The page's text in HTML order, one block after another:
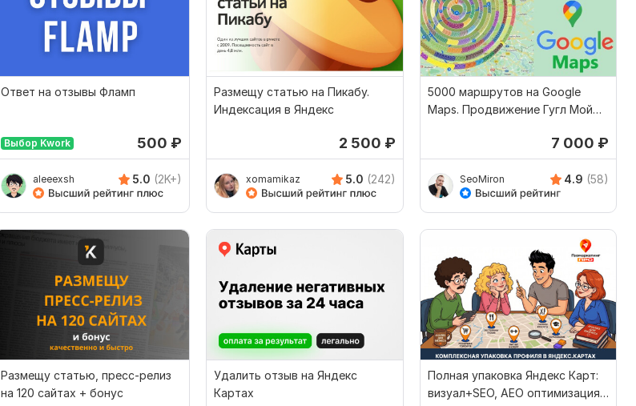
Ответ на отзывы Фламп
Выбор Kwork 500 ₽
aleeexsh 5.0 (2K+)
Размещу статью на Пикабу.
Индексация в Яндекс
2 500 ₽
xomamikaz 5.0 (242)
5000 маршрутов на Google
Maps. Продвижение Гугл Мой
7 000 ₽
SeoMiron 4.9 (58)
Размещу статью, пресс-релиз
на 120 сайтах + бонус
Удалить отзыв на Яндекс
Картах
Полная упаковка Яндекс Карт:
визуал+SEO, AEO оптимизация